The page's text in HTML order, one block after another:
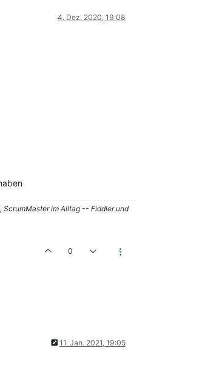
4. Dez. 2020, 19:08
ScrumMaster im Alltag -- Fiddler und
0
11. Jan. 2021, 19:05